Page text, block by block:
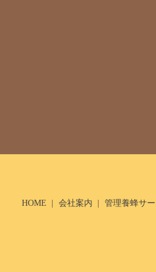
HOME 会社案内 管理養蜂サ